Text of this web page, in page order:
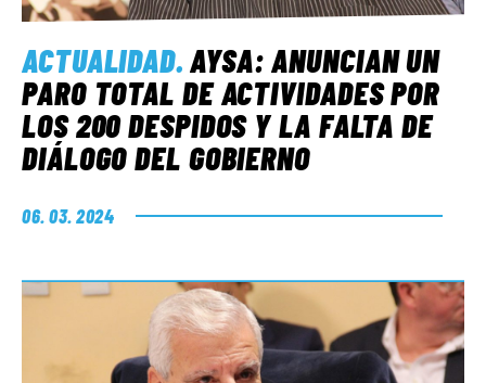
ACTUALIDAD.AYSA: ANUNCIAN UN
PARO TOTAL DE ACTIVIDADES POR
LOS 200 DESPIDOS Y LA FALTA DE
DIÁLOGO DEL GOBIERNO
06. 03. 2024